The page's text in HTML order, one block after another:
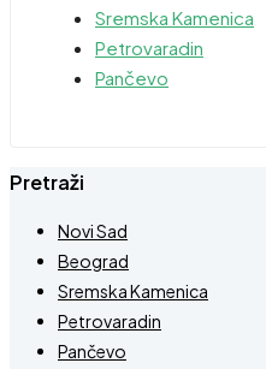
Sremska Kamenica
Petrovaradin
Pančevo
Pretraži
Novi Sad
Beograd
Sremska Kamenica
Petrovaradin
Pančevo